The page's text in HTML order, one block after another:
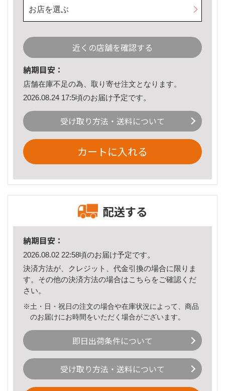
お店を選ぶ
近くの店舗を確認する
納期目安：
店舗在庫不足の為、取り寄せ注文となります。
2026.08.24 17:5頃のお届け予定です。
受け取り方法・送料について
カートに入れる
配送する
納期目安：
2026.08.02 22:58頃のお届け予定です。
決済方法が、クレジット、代金引換の場合に限りま
す。その他の決済方法の場合はこちら をご確認くだ
さい。
※土・日・祝日の注文の場合や在庫状況によって、商品
のお届けにお時間をいただく場合がございます。
即日出荷条件について
受け取り方法・送料について